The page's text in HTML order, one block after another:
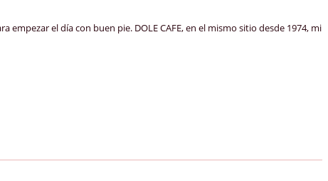
empezar el día con buen pie. DOLE CAFE, en el mismo sitio desde 1974, mi